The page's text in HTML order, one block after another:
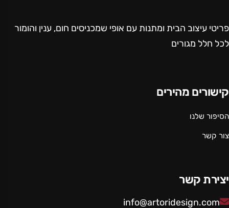
פריטי עיצוב הבית ומתנות עם אופי שמכניסים חום, ענין והומור
לכל חלל מגורים
קישורים מהירים
הסיפור שלנו
צור קשר
יצירת קשר
info@artoridesign.com